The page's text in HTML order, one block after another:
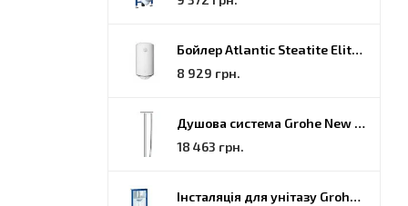
Бойлер Atlantic Steatite Elite VM 080 D400 2 BC, 80 (851188)
8 929 грн.
Душова система Grohe New Tempesta Cosmopolitan (27922000)
18 463 грн.
Інсталяція для унітазу Grohe Rapid SL (38772001)